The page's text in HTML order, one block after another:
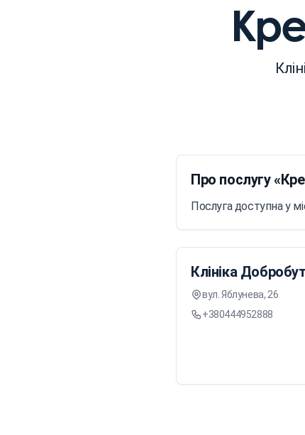
Про послугу
Послуга доступна у
Клініка
вул. Яблунева, 26
+380444952888